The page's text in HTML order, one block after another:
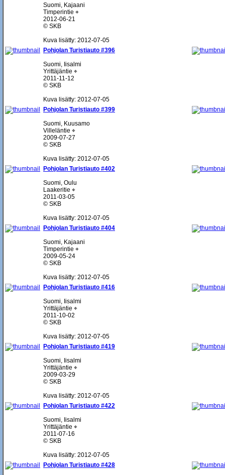
Suomi, Kajaani
Timperintie ⌖
2012-06-21
© SKB
Kuva lisätty: 2012-07-05
Pohjolan Turistiauto #396
Suomi, Iisalmi
Yrittäjäntie ⌖
2011-11-12
© SKB
Kuva lisätty: 2012-07-05
Pohjolan Turistiauto #399
Suomi, Kuusamo
Villeläntie ⌖
2009-07-27
© SKB
Kuva lisätty: 2012-07-05
Pohjolan Turistiauto #402
Suomi, Oulu
Laakeritie ⌖
2011-03-05
© SKB
Kuva lisätty: 2012-07-05
Pohjolan Turistiauto #404
Suomi, Kajaani
Timperintie ⌖
2009-05-24
© SKB
Kuva lisätty: 2012-07-05
Pohjolan Turistiauto #416
Suomi, Iisalmi
Yrittäjäntie ⌖
2011-10-02
© SKB
Kuva lisätty: 2012-07-05
Pohjolan Turistiauto #419
Suomi, Iisalmi
Yrittäjäntie ⌖
2009-03-29
© SKB
Kuva lisätty: 2012-07-05
Pohjolan Turistiauto #422
Suomi, Iisalmi
Yrittäjäntie ⌖
2011-07-16
© SKB
Kuva lisätty: 2012-07-05
Pohjolan Turistiauto #428